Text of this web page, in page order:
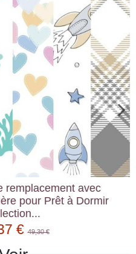
avec
pour Prêt à Dormir
€ 49,30 €